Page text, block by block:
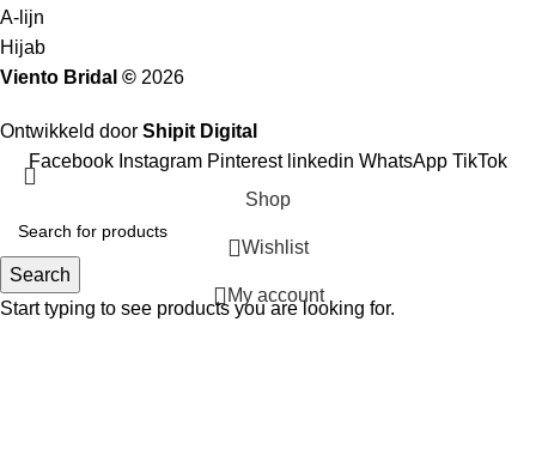
A-lijn
Hijab
Viento Bridal © 2026
Ontwikkeld door Shipit Digital
Search
Start typing to see products you are looking for.
Facebook Instagram Pinterest linkedin WhatsApp TikTok
Shop
Wishlist
My account